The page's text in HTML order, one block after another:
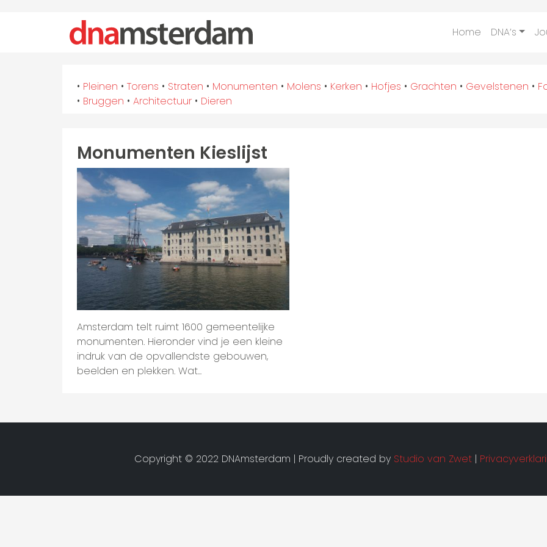
Home DNA’s
• Pleinen • Torens • Straten • Monumenten • Molens • Kerken • Hofjes • Grachten • Gevelstenen •
• Bruggen • Architectuur • Dieren
Monumenten Kieslijst
Amsterdam telt ruimt 1600 gemeentelijke
monumenten. Hieronder vind je een kleine
indruk van de opvallendste gebouwen,
beelden en plekken. Wat...
Copyright © 2022 DNAmsterdam | Proudly created by Studio van Zwet |